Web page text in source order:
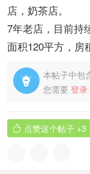
店，奶茶店。
7年老店，目前持
面积120平方，房

本帖子中包
您需要 登录
 点赞这个帖子 +3